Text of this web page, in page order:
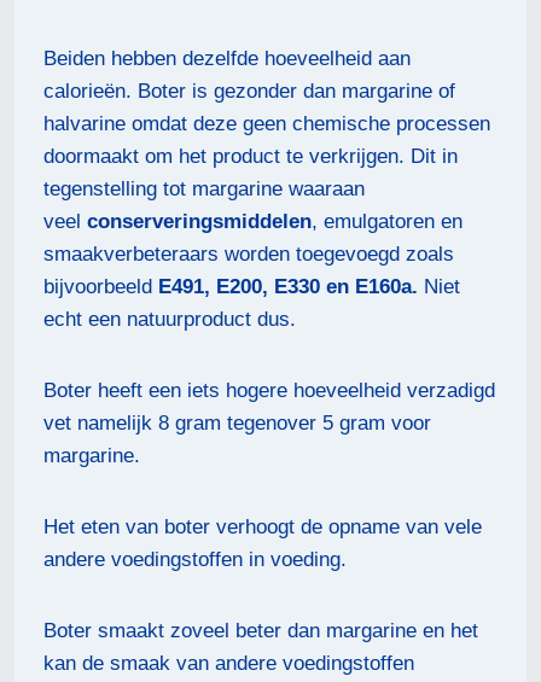
Beiden hebben dezelfde hoeveelheid aan
calorieën. Boter is gezonder dan margarine of
halvarine omdat deze geen chemische processen
doormaakt om het product te verkrijgen. Dit in
tegenstelling tot margarine waaraan
veelconserveringsmiddelen, emulgatoren en
smaakverbeteraars worden toegevoegd zoals
bijvoorbeeld E491, E200, E330 en E160a. Niet
echt een natuurproduct dus.
Boter heeft een iets hogere hoeveelheid verzadigd
vet namelijk 8 gram tegenover 5 gram voor
margarine.
Het eten van boter verhoogt de opname van vele
andere voedingstoffen in voeding.
Boter smaakt zoveel beter dan margarine en het
kan de smaak van andere voedingstoffen